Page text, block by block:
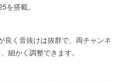
を搭載。
良く音抜けは抜群で、両チャンネ
細かく調整できます。